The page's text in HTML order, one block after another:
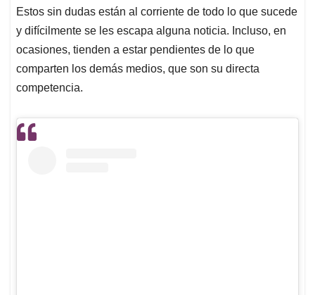
Estos sin dudas están al corriente de todo lo que sucede
y difícilmente se les escapa alguna noticia. Incluso, en
ocasiones, tienden a estar pendientes de lo que
comparten los demás medios, que son su directa
competencia.